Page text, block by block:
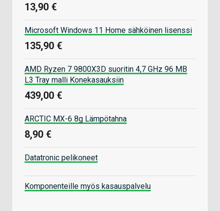
13,90 €
Microsoft Windows 11 Home sähköinen lisenssi
135,90 €
AMD Ryzen 7 9800X3D suoritin 4,7 GHz 96 MB
L3 Tray malli Konekasauksiin
439,00 €
ARCTIC MX-6 8g Lämpötahna
8,90 €
Datatronic pelikoneet
Komponenteille myös kasauspalvelu